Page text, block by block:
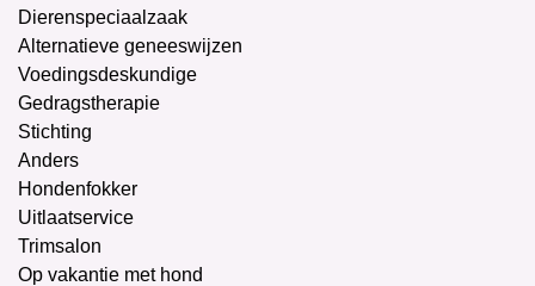
Dierenspeciaalzaak
Alternatieve geneeswijzen
Voedingsdeskundige
Gedragstherapie
Stichting
Anders
Hondenfokker
Uitlaatservice
Trimsalon
Op vakantie met hond